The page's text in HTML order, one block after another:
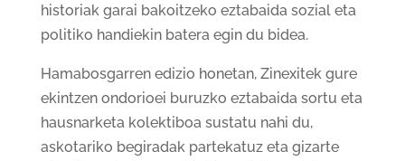
historiak garai bakoitzeko eztabaida sozial eta
politiko handiekin batera egin du bidea.
Hamabosgarren edizio honetan, Zinexitek gure
ekintzen ondorioei buruzko eztabaida sortu eta
hausnarketa kolektiboa sustatu nahi du,
askotariko begiradak partekatuz eta gizarte